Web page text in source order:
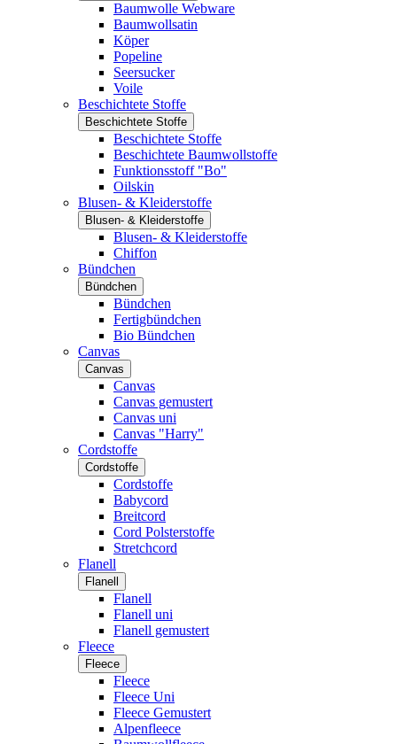
Baumwolle Webware
Baumwollsatin
Köper
Popeline
Seersucker
Voile
Beschichtete Stoffe
Beschichtete Stoffe
Beschichtete Stoffe
Beschichtete Baumwollstoffe
Funktionsstoff "Bo"
Oilskin
Blusen- & Kleiderstoffe
Blusen- & Kleiderstoffe
Blusen- & Kleiderstoffe
Chiffon
Bündchen
Bündchen
Bündchen
Fertigbündchen
Bio Bündchen
Canvas
Canvas
Canvas
Canvas gemustert
Canvas uni
Canvas "Harry"
Cordstoffe
Cordstoffe
Cordstoffe
Babycord
Breitcord
Cord Polsterstoffe
Stretchcord
Flanell
Flanell
Flanell
Flanell uni
Flanell gemustert
Fleece
Fleece
Fleece
Fleece Uni
Fleece Gemustert
Alpenfleece